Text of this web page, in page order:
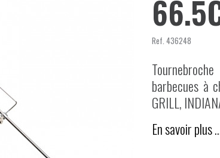
Nos Couteaux
Gamme Signature
Gamme Essentiel
Gamma Magma
Axe de Roue et Roue
Barbecues Electrique
Divers
Barbecues Gaz
Grilles et Plaques de
Ref. 436248
barbecues à
GRILL,
En savoir plus